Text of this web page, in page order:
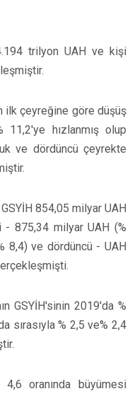
trilyon UAH ve kişi
ilk çeyreğine göre düşüş
hızlanmış olup
ve dördüncü çeyrekte
854,05 milyar UAH
875,34 milyar UAH (%
8,4) ve dördüncü - UAH
GSYİH'sinin 2019'da %
sırasıyla % 2,5 ve% 2,4
oranında büyümesi